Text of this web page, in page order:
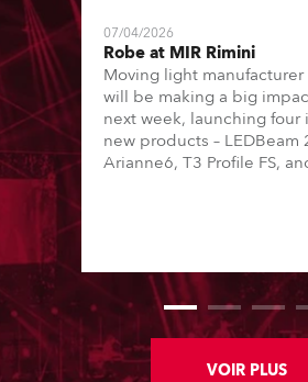
07/04/2026
Robe at MIR Rimini
Moving light manufacturer
will be making a big
next week, launching four
new products – LEDBeam
Arianne6, T3 Profile FS,
Centre, Italy.
VOIR PLUS